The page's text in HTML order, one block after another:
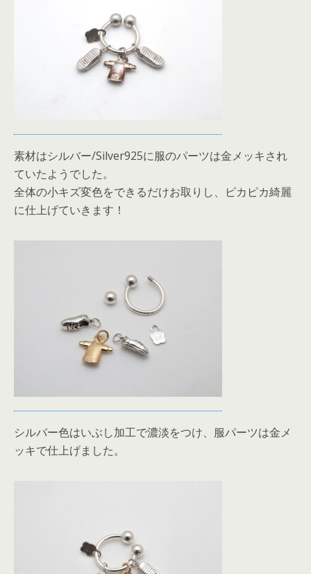
素材はシルバー/Silver925に服のパーツは金メッキされ
ていたようでした。
全体の小キズ変色をできるだけお取りし、ピカピカ綺麗
に仕上げていきます！
シルバー色はいぶし加工で濃淡をつけ、服パーツは金メ
ッキで仕上げました。